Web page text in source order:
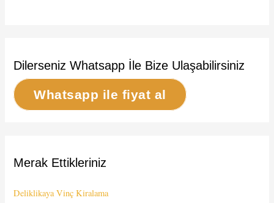
Dilerseniz Whatsapp İle Bize Ulaşabilirsiniz
Whatsapp ile fiyat al
Merak Ettikleriniz
Deliklikaya Vinç Kiralama